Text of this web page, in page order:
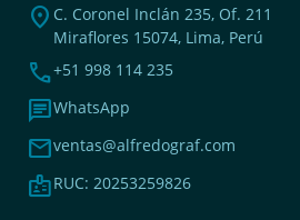
location_on C. Coronel Inclán 235, Of. 211
Miraflores 15074, Lima, Perú
phone+51 998 114 235
chatWhatsApp
mailventas@alfredograf.com
badgeRUC: 20253259826